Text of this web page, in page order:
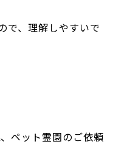
で、理解しやすいで
ペット霊園のご依頼